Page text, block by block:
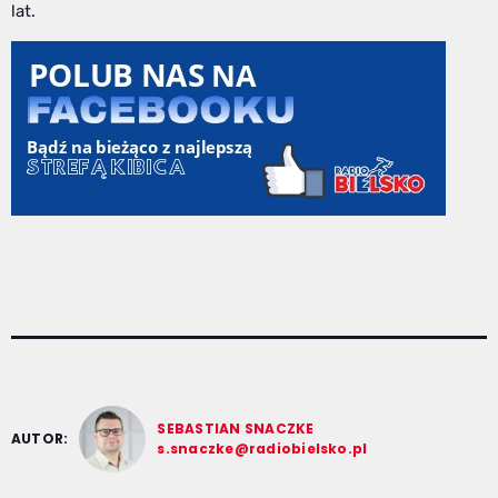
lat.
AUTOR:
SEBASTIAN SNACZKE
s.snaczke@radiobielsko.pl